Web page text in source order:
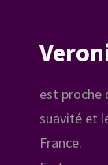
est proche
suavité et
France.